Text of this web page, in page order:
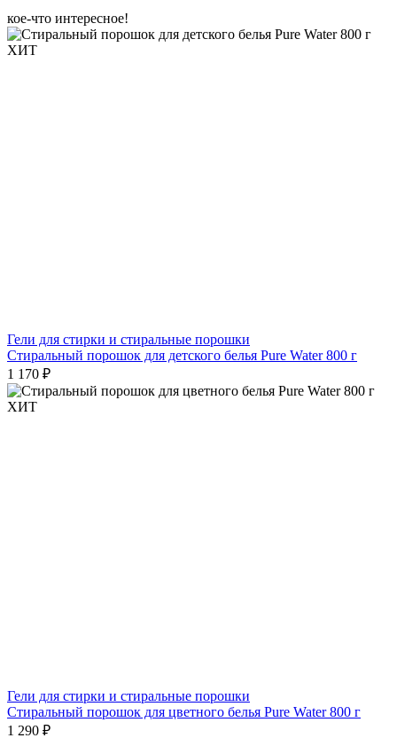
кое-что интересное!
ХИТ
Гели для стирки и стиральные порошки
Стиральный порошок для детского белья Pure Water 800 г
1 170 ₽
ХИТ
Гели для стирки и стиральные порошки
Стиральный порошок для цветного белья Pure Water 800 г
1 290 ₽